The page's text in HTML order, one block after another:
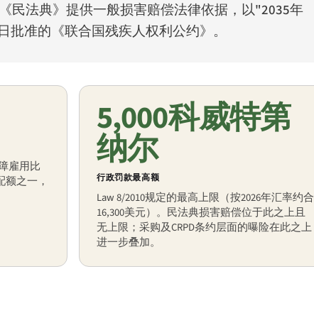
民法典》提供一般损害赔偿法律依据，以"2035年
准的《联合国残疾人权利公约》。
雇用比
之一，
5,000科威特第
纳尔
行政罚款最高额
Law 8/2010规定的最高上限（按2026年汇率约合
16,300美元）。民法典损害赔偿位于此之上且
无上限；采购及CRPD条约层面的曝险在此之上
进一步叠加。